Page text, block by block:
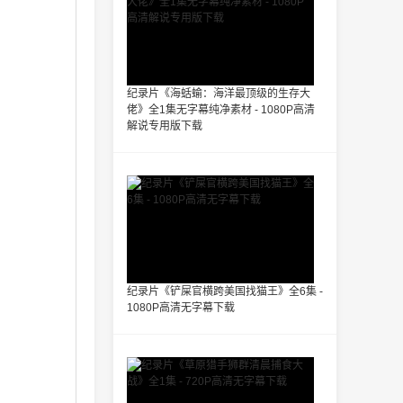
纪录片《海蛞蝓：海洋最顶级的生存大
佬》全1集无字幕纯净素材 - 1080P高清
解说专用版下载
纪录片《铲屎官横跨美国找猫王》全6集 -
1080P高清无字幕下载